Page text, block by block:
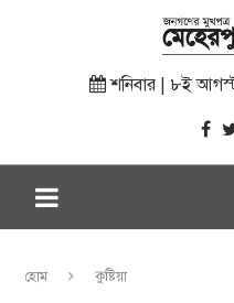
শনিবার | ৮ই
হোম কুষ্টিয়া